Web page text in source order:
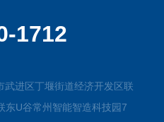
1712
武进区丁堰街道经济开发区联
东U谷常州智能智造科技园7